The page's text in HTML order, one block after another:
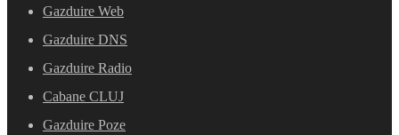
Gazduire Web
Gazduire DNS
Gazduire Radio
Cabane CLUJ
Gazduire Poze